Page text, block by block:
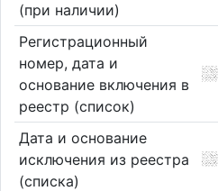
(при наличии)
Регистрационный
номер, дата и
основание включения в
реестр (список)
Дата и основание
исключения из реестра
(списка)